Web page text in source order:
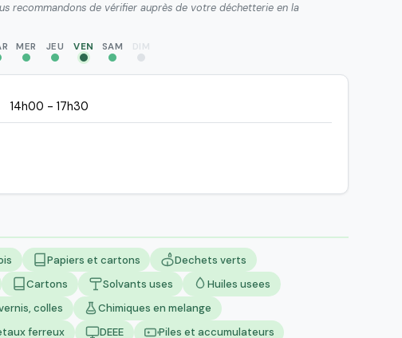
recommandons de vérifier auprès de votre déchetterie en la
MER JEU VEN SAM DIM
14h00 - 17h30
Papiers et cartons
Dechets verts
Cartons Solvants uses
Huiles usees
colles
Chimiques en melange
ferreux DEEE
Piles et accumulateurs